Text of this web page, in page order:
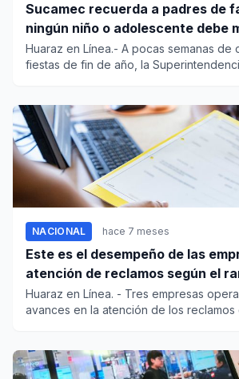
Sucamec recuerda a padres de
ningún niño o adolescente debe
pirotécnicos
Huaraz en Línea.- A pocas semanas de
fiestas de fin de año, la
NACIONAL hace 7 meses
Este es el desempeño de las
atención de reclamos según el
Osiptel
Huaraz en Línea. - Tres empresas
avances en la atención de los